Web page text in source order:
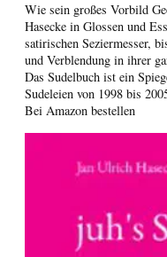
Wie sein großes Vorbild
Hasecke in Glossen und
satirischen Seziermesser,
und Verblendung in ihrer
Das Sudelbuch ist ein
Sudeleien von 1998 bis
Bei Amazon bestellen